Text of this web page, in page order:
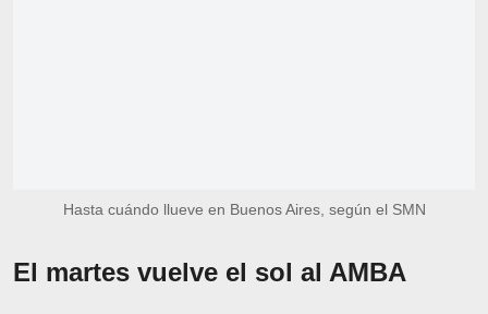
Hasta cuándo llueve en Buenos Aires, según el SMN
El martes vuelve el sol al AMBA